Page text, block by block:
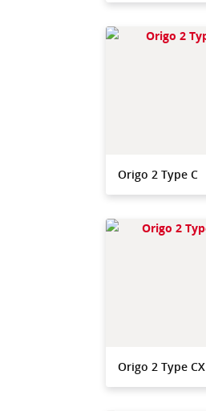
Origo 2 Type C
Origo 2 Type CX